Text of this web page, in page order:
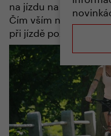
na jízdu na koloběžce
Čím vším nám může
při jízdě pozor a na